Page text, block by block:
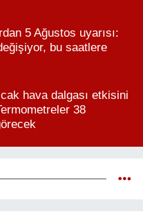
5 Ağustos uyarısı:
bu saatlere
hava dalgası etkisini
38